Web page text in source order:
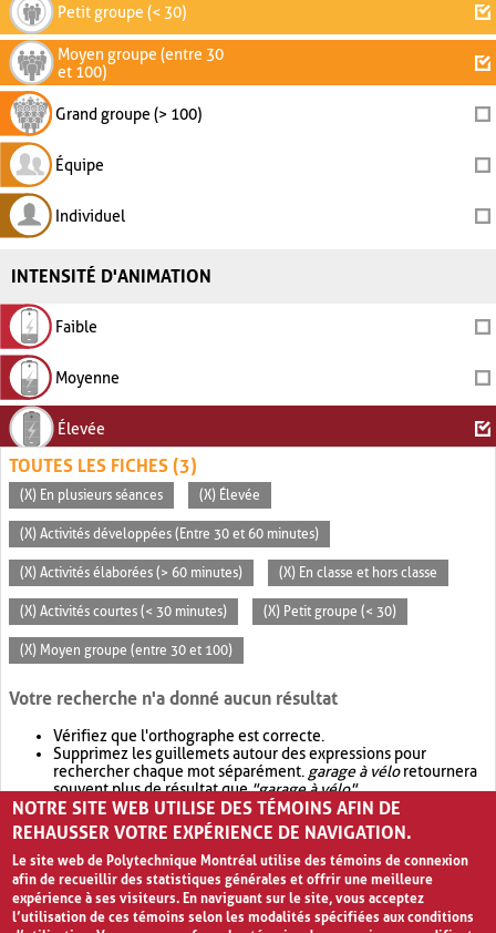
Petit groupe (< 30)
Moyen groupe (entre 30
et 100)
Grand groupe (> 100)
Équipe
Individuel
INTENSITÉ D'ANIMATION
Faible
Moyenne
Élevée
TOUTES LES FICHES (3)
(X) En plusieurs séances (X) Élevée
(X) Activités développées (Entre 30 et 60 minutes)
(X) Activités élaborées (> 60 minutes) (X) En classe et hors classe
(X) Activités courtes (< 30 minutes) (X) Petit groupe (< 30)
(X) Moyen groupe (entre 30 et 100)
Votre recherche n'a donné aucun résultat
Vérifiez que l'orthographe est correcte.
Supprimez les guillemets autour des expressions pour
rechercher chaque mot séparément. garage à véloretournera
souvent plus de résultat que"garage à vélo".
Envisagez d'élargir votre recherche avec OR.garage OR vélo
retournera souvent plus de résultat quegarage à vélo
NOTRE SITE WEB UTILISE DES TÉMOINS AFIN DE
REHAUSSER VOTRE EXPÉRIENCE DE NAVIGATION.
Le site web de Polytechnique Montréal utilise des témoins de connexion
afin de recueillir des statistiques générales et offrir une meilleure
expérience à ses visiteurs. En naviguant sur le site, vous acceptez
l’utilisation de ces témoins selon les modalités spécifiées aux conditions